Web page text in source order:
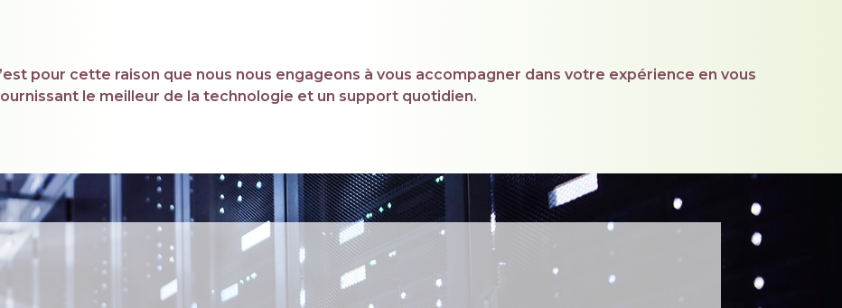
pour cette raison que nous nous engageons à vous accompagner dans votre expérience en vous
le meilleur de la technologie et un support quotidien.